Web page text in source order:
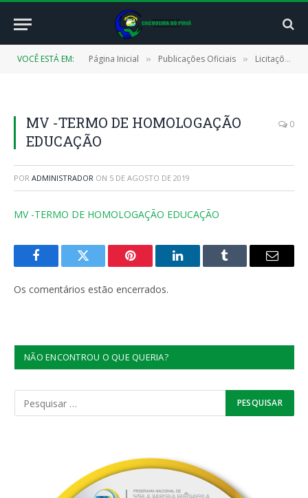
VOCÊ ESTÁ EM: Página Inicial » Publicações Oficiais » Licitações
MV -TERMO DE HOMOLOGAÇÃO
EDUCAÇÃO
0
POR ADMINISTRADOR ON 5 DE AGOSTO DE 2019
MV -TERMO DE HOMOLOGAÇÃO EDUCAÇÃO
FacebookTwitter Pinterest LinkedInTumblr
E-
Os comentários estão encerrados.
NÃO ENCONTROU O QUE QUERIA?